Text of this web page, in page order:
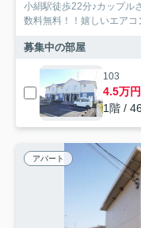
小絹駅徒歩22分♪カップル
数料無料！！嬉しいエア
募集中の部屋
103
4.5万円
1階 /
アパート